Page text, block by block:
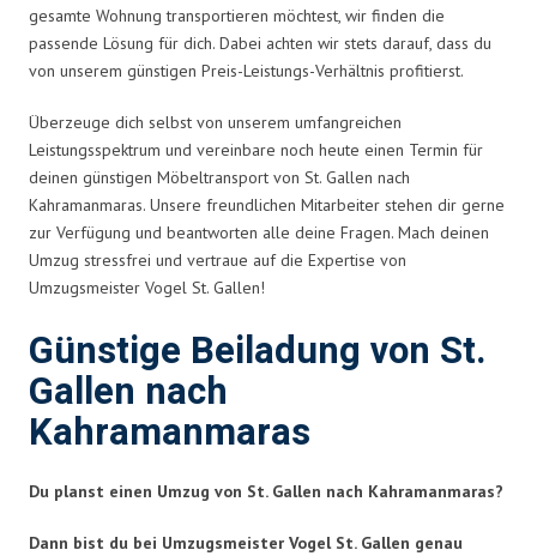
gesamte Wohnung transportieren möchtest, wir finden die
passende Lösung für dich. Dabei achten wir stets darauf, dass du
von unserem günstigen Preis-Leistungs-Verhältnis profitierst.
Überzeuge dich selbst von unserem umfangreichen
Leistungsspektrum und vereinbare noch heute einen Termin für
deinen günstigen Möbeltransport von St. Gallen nach
Kahramanmaras. Unsere freundlichen Mitarbeiter stehen dir gerne
zur Verfügung und beantworten alle deine Fragen. Mach deinen
Umzug stressfrei und vertraue auf die Expertise von
Umzugsmeister Vogel St. Gallen!
Günstige Beiladung von St.
Gallen nach
Kahramanmaras
Du planst einen Umzug von St. Gallen nach Kahramanmaras?
Dann bist du bei Umzugsmeister Vogel St. Gallen genau